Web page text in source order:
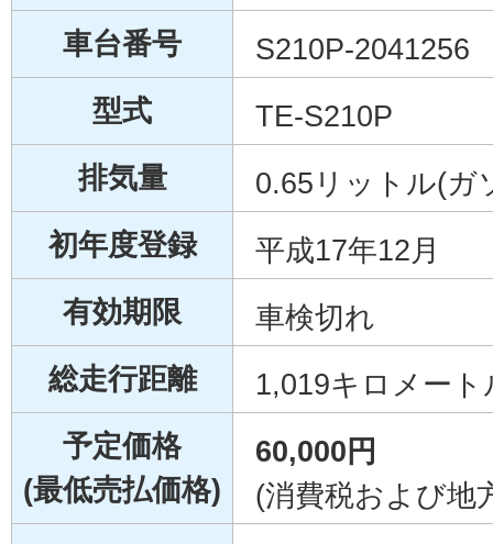
車台番号
S210P-2041256
型式
TE-S210P
排気量
0.65リットル(ガ
初年度登録
平成17年12月
有効期限
車検切れ
総走行距離
1,019キロメート
予定価格
(最低売払価格)
60,000円
(消費税および地